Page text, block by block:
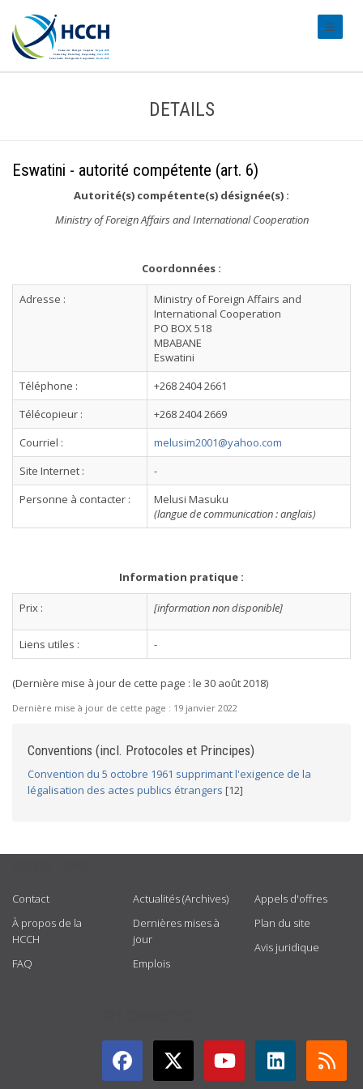
DETAILS
Eswatini - autorité compétente (art. 6)
Autorité(s) compétente(s) désignée(s) :
Ministry of Foreign Affairs and International Cooperation
Coordonnées :
Adresse :
Ministry of Foreign Affairs and
International Cooperation
PO BOX 518
MBABANE
Eswatini
Téléphone :
+268 2404 2661
Télécopieur :
+268 2404 2669
Courriel :
melusim2001@yahoo.com
Site Internet :
-
Personne à contacter :
Melusi Masuku
(langue de communication : anglais)
Information pratique :
Prix : [information non disponible]
Liens utiles : -
(Dernière mise à jour de cette page : le 30 août 2018)
Dernière mise à jour de cette page : 19 janvier 2022
Conventions (incl. Protocoles et Principes)
Convention du 5 octobre 1961 supprimant l'exigence de la
légalisation des actes publics étrangers [12]
Contact
À propos de la
HCCH
FAQ
Actualités (Archives)
Dernières mises à
jour
Emplois
Appels d'offres
Plan du site
Avis juridique